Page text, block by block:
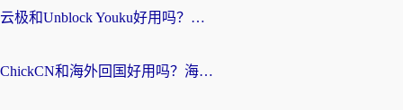
云极和Unblock Youku好用吗？海外党亲测+2026回国加速器避坑指南
ChickCN和海外回国好用吗？海外党2026亲测：从手游到影音，选对加速器的3个关键